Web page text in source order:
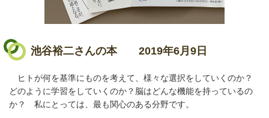
池谷裕二さんの本 2019年6月9日
ヒトが何を基準にものを考えて、様々な選択をしていくのか？
どのように学習をしていくのか？脳はどんな機能を持っているの
か？ 私にとっては、最も関心のある分野です。